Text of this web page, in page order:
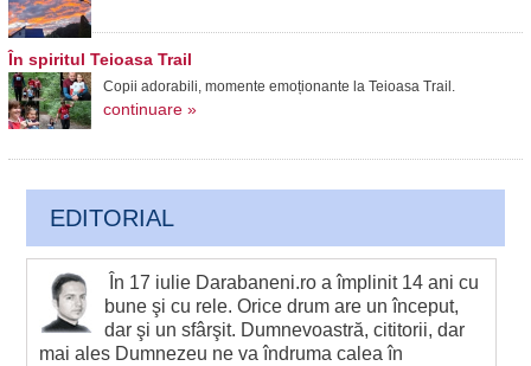
În spiritul Teioasa Trail
Copii adorabili, momente emoționante la Teioasa Trail.
continuare »
EDITORIAL
În 17 iulie Darabaneni.ro a împlinit 14 ani cu
bune şi cu rele. Orice drum are un început,
dar şi un sfârşit. Dumnevoastră, cititorii, dar
mai ales Dumnezeu ne va îndruma calea în